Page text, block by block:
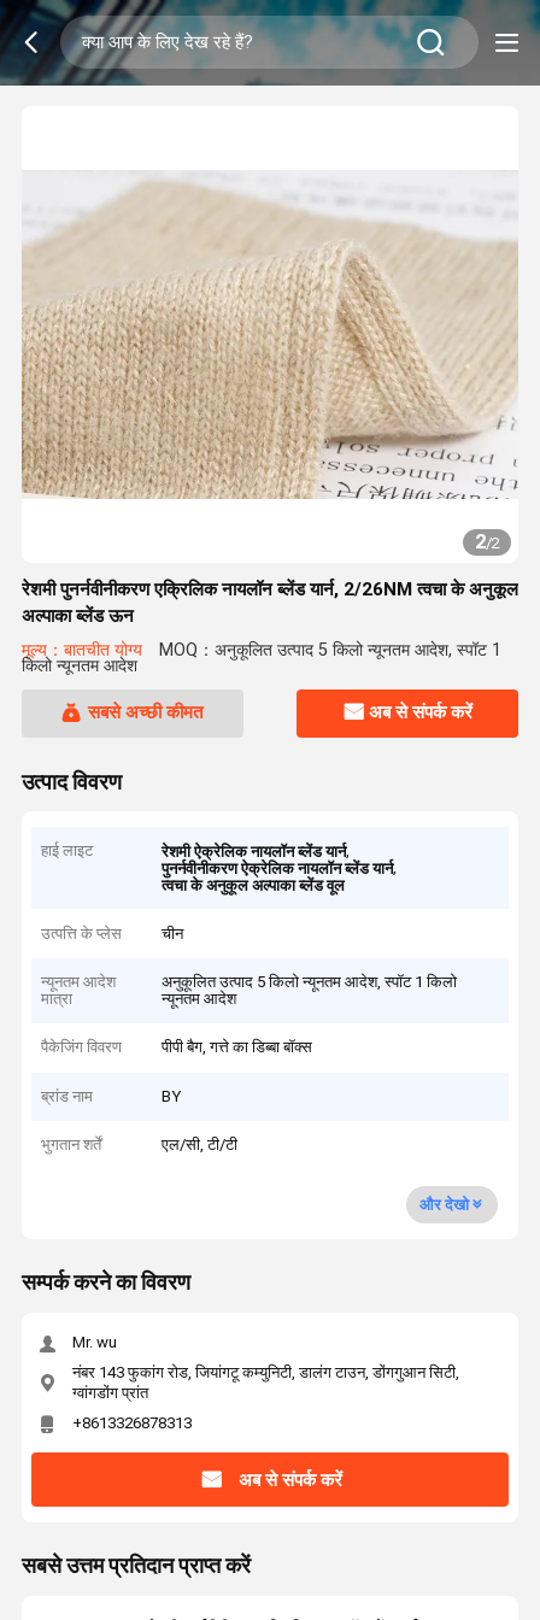
2/2
रेशमी पुनर्नवीनीकरण एक्रिलिक नायलॉन ब्लेंड यार्न, 2/26NM त्वचा के अनुकूल
अल्पाका ब्लेंड ऊन
मूल्य：बातचीत योग्य MOQ：अनुकूलित उत्पाद 5 किलो न्यूनतम आदेश, स्पॉट 1
किलो न्यूनतम आदेश
सबसे अच्छी कीमत अब से संपर्क करें
उत्पाद विवरण
हाई लाइट रेशमी ऐक्रेलिक नायलॉन ब्लेंड यार्न,
पुनर्नवीनीकरण ऐक्रेलिक नायलॉन ब्लेंड यार्न,
त्वचा के अनुकूल अल्पाका ब्लेंड वूल
उत्पत्ति के प्लेस चीन
न्यूनतम आदेश
मात्रा
अनुकूलित उत्पाद 5 किलो न्यूनतम आदेश, स्पॉट 1 किलो
न्यूनतम आदेश
पैकेजिंग विवरण पीपी बैग, गत्ते का डिब्बा बॉक्स
ब्रांड नाम BY
भुगतान शर्तें एल/सी, टी/टी
और देखो
सम्पर्क करने का विवरण
Mr. wu
नंबर 143 फुकांग रोड, जियांगटू कम्युनिटी, डालंग टाउन, डोंगगुआन सिटी,
ग्वांगडोंग प्रांत
+8613326878313
अब से संपर्क करें
सबसे उत्तम प्रतिदान प्राप्त करें